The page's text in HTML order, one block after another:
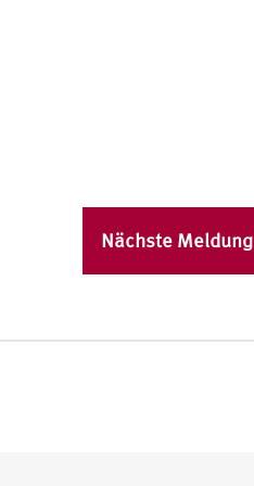
Nächste Meldung